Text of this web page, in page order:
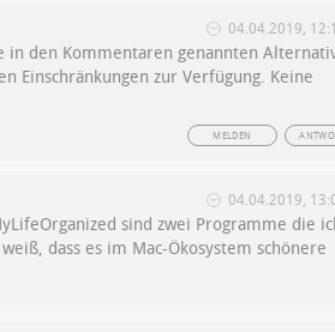
04.04.2019,
in den Kommentaren genannten
Einschränkungen zur Verfügung. Keine
MELDEN
04.04.2019,
sind zwei Programme die
dass es im Mac-Ökosystem schönere